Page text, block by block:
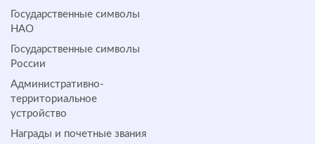
Государственные символы
НАО
Государственные символы
России
Административно-
территориальное
устройство
Награды и почетные звания